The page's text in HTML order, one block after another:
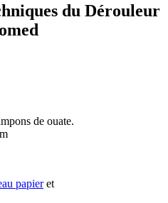
du Dérouleur
de ouate.
papieret